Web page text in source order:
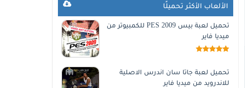
الألعاب الأكثر تحميلًا
تحميل لعبة بيس 2009 PES للكمبيوتر من
ميديا فاير
تحميل لعبة جاتا سان اندرس الاصلية
للاندرويد من ميديا فاير